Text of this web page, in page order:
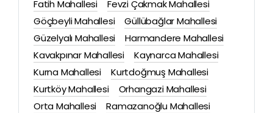
Fatih Mahallesi
Fevzi Çakmak Mahallesi
Göçbeyli Mahallesi
Güllübağlar Mahallesi
Güzelyalı Mahallesi
Harmandere Mahallesi
Kavakpınar Mahallesi
Kaynarca Mahallesi
Kurna Mahallesi
Kurtdoğmuş Mahallesi
Kurtköy Mahallesi
Orhangazi Mahallesi
Orta Mahallesi
Ramazanoğlu Mahallesi